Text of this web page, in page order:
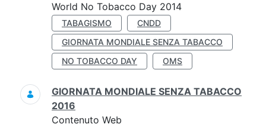
World No Tobacco Day 2014
TABAGISMO
CNDD
GIORNATA MONDIALE SENZA TABACCO
NO TOBACCO DAY
OMS
GIORNATA MONDIALE SENZA TABACCO
2016
Contenuto Web